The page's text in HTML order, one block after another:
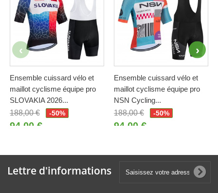
Ensemble cuissard vélo et
maillot cyclisme équipe pro
SLOVAKIA 2026...
188,00 €
-50%
94,00 €
Ensemble cuissard vélo et
maillot cyclisme équipe pro
NSN Cycling...
188,00 €
-50%
94,00 €
Lettre d'informations